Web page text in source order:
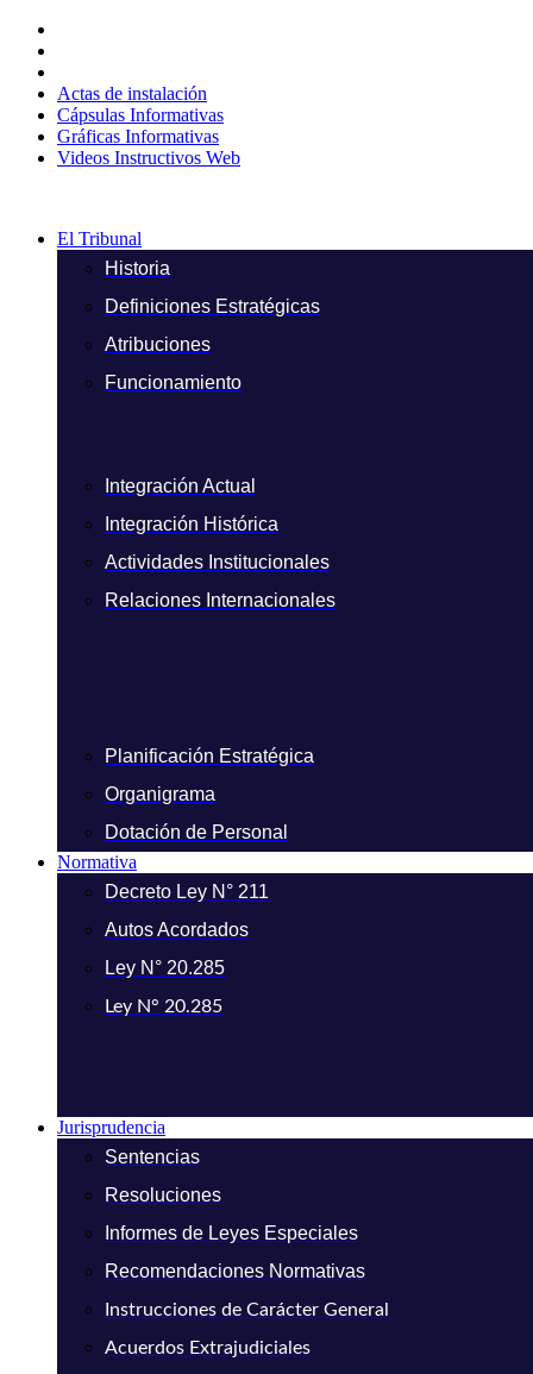
contenido
Actas de instalación
Cápsulas Informativas
Gráficas Informativas
Videos Instructivos Web
El Tribunal
Historia
Definiciones Estratégicas
Atribuciones
Funcionamiento
Integración Actual
Integración Histórica
Actividades Institucionales
Relaciones Internacionales
Planificación Estratégica
Organigrama
Dotación de Personal
Normativa
Decreto Ley N° 211
Autos Acordados
Ley N° 20.285
Ley N° 20.285
Jurisprudencia
Sentencias
Resoluciones
Informes de Leyes Especiales
Recomendaciones Normativas
Instrucciones de Carácter General
Acuerdos Extrajudiciales